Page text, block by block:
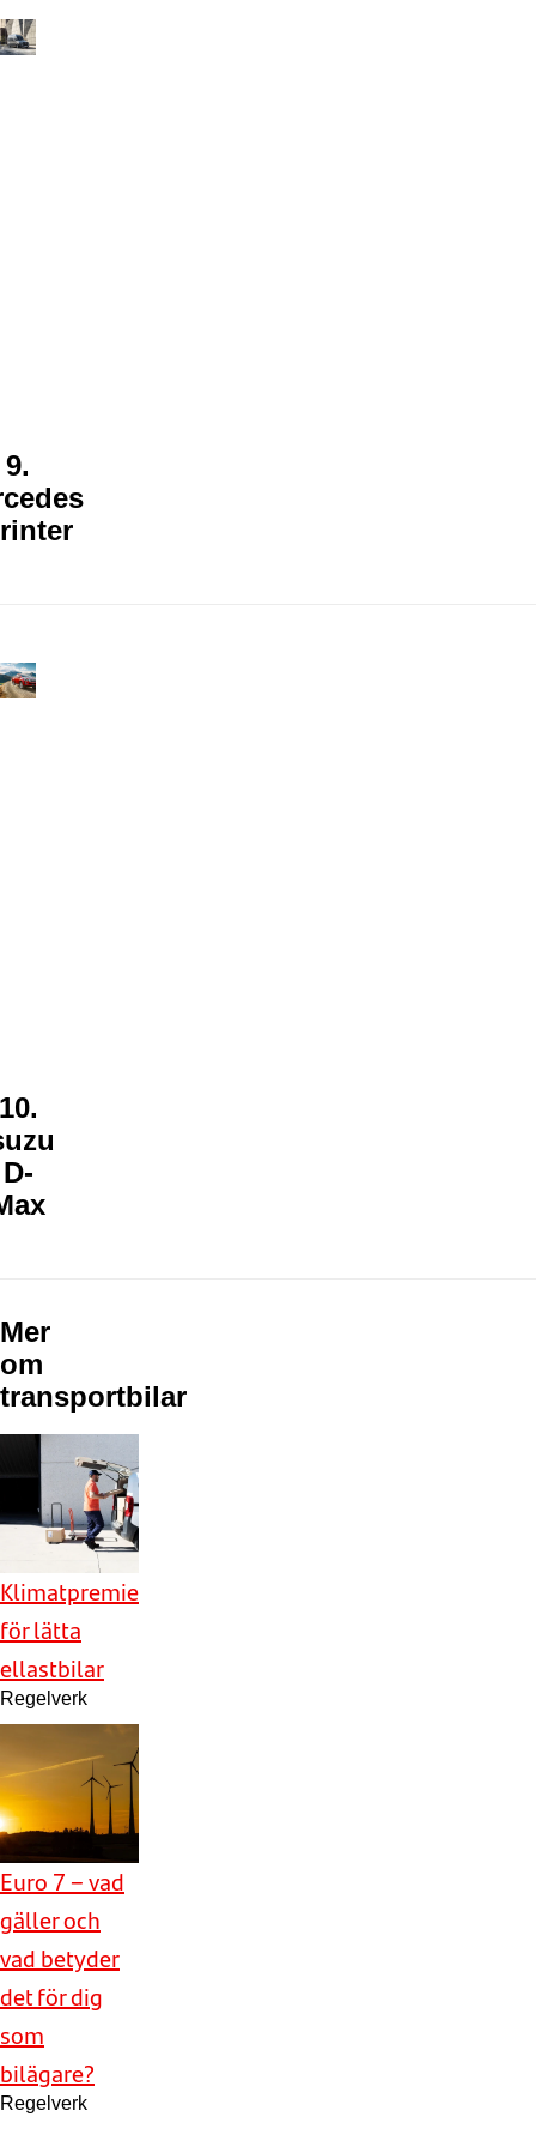
9.
D-
Mer
om
transportbilar
Klimatpremie
för lätta
ellastbilar
Regelverk
Euro 7 – vad
gäller och
vad betyder
det för dig
som
bilägare?
Regelverk